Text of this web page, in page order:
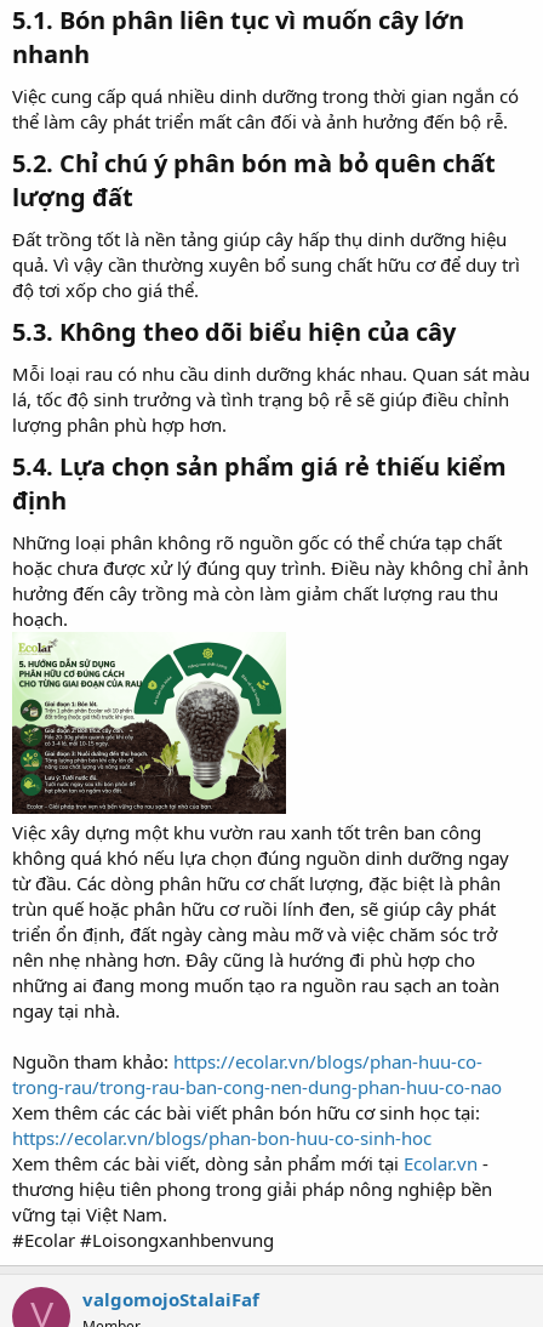
5.1. Bón phân liên tục vì muốn cây lớn
nhanh​
Việc cung cấp quá nhiều dinh dưỡng trong thời gian ngắn có
thể làm cây phát triển mất cân đối và ảnh hưởng đến bộ rễ.
5.2. Chỉ chú ý phân bón mà bỏ quên chất
lượng đất​
Đất trồng tốt là nền tảng giúp cây hấp thụ dinh dưỡng hiệu
quả. Vì vậy cần thường xuyên bổ sung chất hữu cơ để duy trì
độ tơi xốp cho giá thể.
5.3. Không theo dõi biểu hiện của cây​
Mỗi loại rau có nhu cầu dinh dưỡng khác nhau. Quan sát màu
lá, tốc độ sinh trưởng và tình trạng bộ rễ sẽ giúp điều chỉnh
lượng phân phù hợp hơn.
5.4. Lựa chọn sản phẩm giá rẻ thiếu kiểm
định​
Những loại phân không rõ nguồn gốc có thể chứa tạp chất
hoặc chưa được xử lý đúng quy trình. Điều này không chỉ ảnh
hưởng đến cây trồng mà còn làm giảm chất lượng rau thu
hoạch.
Việc xây dựng một khu vườn rau xanh tốt trên ban công
không quá khó nếu lựa chọn đúng nguồn dinh dưỡng ngay
từ đầu. Các dòng phân hữu cơ chất lượng, đặc biệt là phân
trùn quế hoặc phân hữu cơ ruồi lính đen, sẽ giúp cây phát
triển ổn định, đất ngày càng màu mỡ và việc chăm sóc trở
nên nhẹ nhàng hơn. Đây cũng là hướng đi phù hợp cho
những ai đang mong muốn tạo ra nguồn rau sạch an toàn
ngay tại nhà.
Nguồn tham khảo: https://ecolar.vn/blogs/phan-huu-co-
trong-rau/trong-rau-ban-cong-nen-dung-phan-huu-co-nao
Xem thêm các các bài viết phân bón hữu cơ sinh học tại:
https://ecolar.vn/blogs/phan-bon-huu-co-sinh-hoc
Xem thêm các bài viết, dòng sản phẩm mới tại Ecolar.vn -
thương hiệu tiên phong trong giải pháp nông nghiệp bền
vững tại Việt Nam.
#Ecolar #Loisongxanhbenvung
V valgomojoStalaiFaf